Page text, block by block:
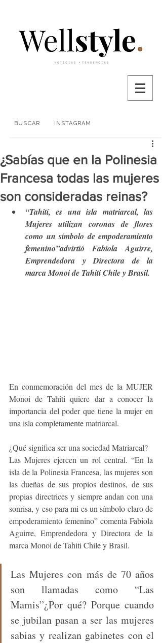
BUSCAR INSTAGRAM
¿Sabías que en la Polinesia
Francesa todas las mujeres
son consideradas reinas?
“Tahití, es una isla matriarcal, las
Mujeres utilizan coronas de flores
como un símbolo de empoderamiento
femenino”advirtió Fabiola Aguirre,
Emprendedora y Directora de la
marca Monoi de Tahiti Chile y Brasil.
En conmemoración del mes de la MUJER
Monoi de Tahiti quiere dar a conocer la
importancia del poder que tiene la mujer en
una isla completamente matriarcal.
¿Qué significa ser una sociedad Matriarcal?
Las Mujeres ejercen un rol central. “En la
isla de la Polinesia Francesa, las mujeres son
las dueñas de sus propios destinos, de sus
propias directrices y siempre andan con una
sonrisa, y eso para mi es un símbolo claro de
empoderamiento femenino” comenta Fabiola
Aguirre, Emprendedora y Directora de la
marca Monoi de Tahiti Chile y Brasil.
Las Mujeres con más de 70 años
son llamadas como “Las
Mamis”¿Por qué? Porque cuando
se jubilan pasan a ser las mujeres
sabias y realizan gabinetes con el